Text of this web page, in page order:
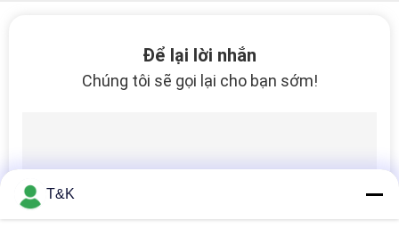
Để lại lời nhắn
Chúng tôi sẽ gọi lại cho bạn sớm!
T&K